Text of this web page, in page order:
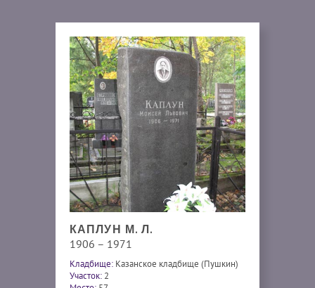
КАПЛУН М. Л.
1906 – 1971
Кладбище: Казанское кладбище (Пушкин)
Участок: 2